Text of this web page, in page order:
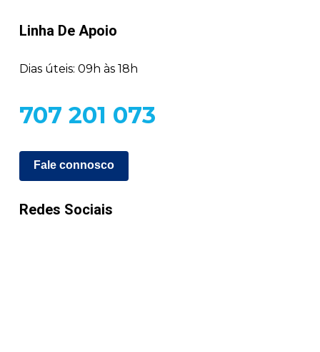
Linha De Apoio
Dias úteis: 09h às 18h
707 201 073
Fale connosco
Redes Sociais